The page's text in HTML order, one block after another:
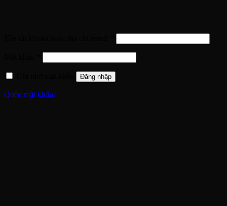
buộc
buộc
Đăng nhập
Quên mật khẩu?